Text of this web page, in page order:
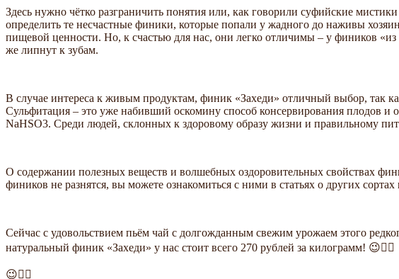
Здесь нужно чётко разграничить понятия или, как говорили суфийские
определить те несчастные финики, которые попали у жадного до наживы
пищевой ценности. Но, к счастью для нас, они легко отличимы – у фиников «из
же липнут к зубам.
В случае интереса к живым продуктам, финик «Захеди» отличный выбор, так
Сульфитация – это уже набивший оскомину способ консервирования плодов
NaHSO3. Среди людей, склонных к здоровому образу жизни и правильному
О содержании полезных веществ и волшебных оздоровительных свойствах
фиников не разнятся, вы можете ознакомиться с ними в статьях о других
Сейчас с удовольствием пьём чай с долгожданным свежим урожаем этого
натуральный финик «Захеди» у нас стоит всего 270 рублей за килограмм! 😉👍🏻
😉👍🏻